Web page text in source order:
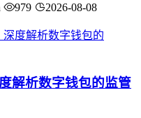
979 2026-08-08
解析数字钱包的监管